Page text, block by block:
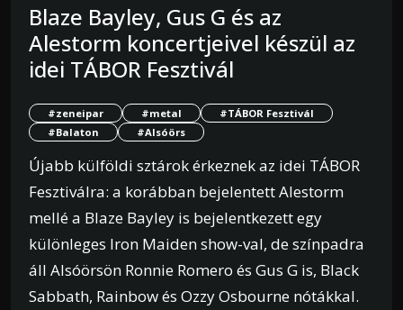
Blaze Bayley, Gus G és az
Alestorm koncertjeivel készül az
idei TÁBOR Fesztivál
#zeneipar #metal
#TÁBOR Fesztivál
#Balaton
#Alsóörs
Újabb külföldi sztárok érkeznek az idei TÁBOR
Fesztiválra: a korábban bejelentett Alestorm
mellé a Blaze Bayley is bejelentkezett egy
különleges Iron Maiden show-val, de színpadra
áll Alsóörsön Ronnie Romero és Gus G is, Black
Sabbath, Rainbow és Ozzy Osbourne nótákkal.